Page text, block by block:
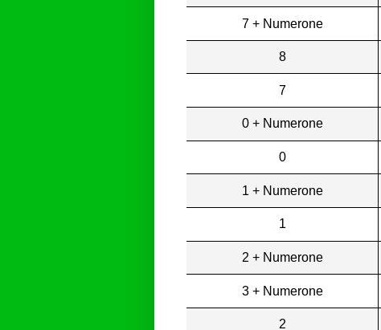
7 + Numerone
8
7
0 + Numerone
0
1 + Numerone
1
2 + Numerone
3 + Numerone
2